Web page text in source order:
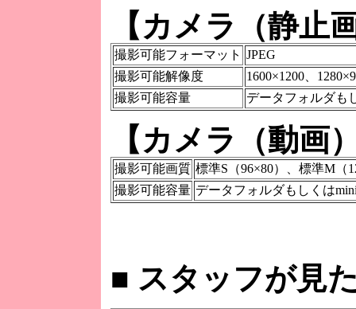
【カメラ（静止
撮影可能フォーマット JPEG
撮影可能解像度
1600×1200、
撮影可能容量
データフォルダも
【カメラ（動画
撮影可能画質 標準S（96×80）、標準M（
撮影可能容量 データフォルダもしくは
■ スタッフが見